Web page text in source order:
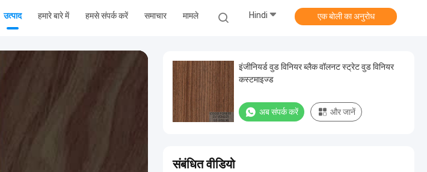
उत्पाद हमारे बारे में हमसे संपर्क करें समाचार मामले Hindi एक बोली का अनुरोध
इंजीनियर्ड वुड विनियर ब्लैक वॉलनट स्ट्रेट वुड विनियर
कस्टमाइज्ड
अब संपर्क करें और जानें
संबंधित वीडियो